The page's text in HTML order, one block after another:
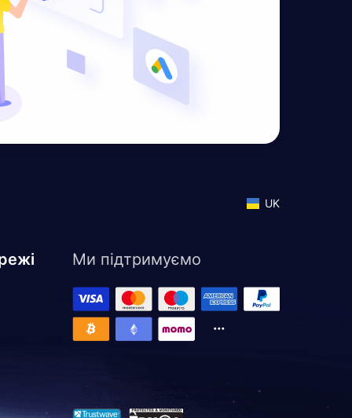
UK
Ми підтримуємо